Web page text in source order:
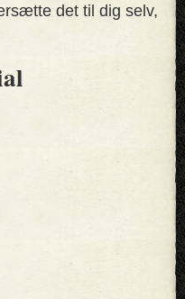
det til dig selv,